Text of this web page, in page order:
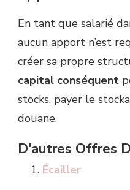
En tant que salarié
aucun apport n’est
créer sa propre
capital conséquent
stocks, payer le
douane.
D'autres Offres
Écailler